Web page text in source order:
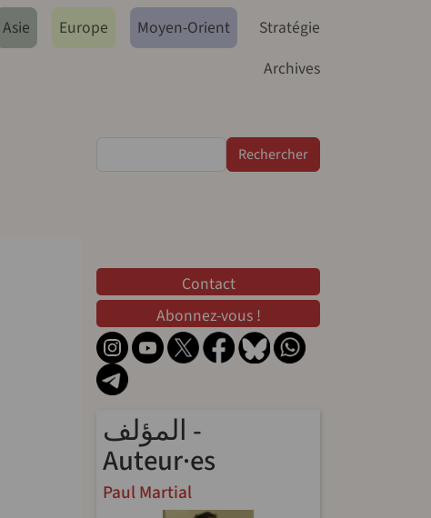
Asie Europe Moyen-Orient
Stratégie
Archives
Contact
Abonnez-vous !
المؤلف -
Auteur·es
Paul Martial